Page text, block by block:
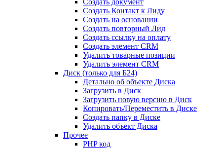
Создать документ
Создать Контакт к Лиду
Создать на основании
Создать повторный Лид
Создать ссылку на оплату
Создать элемент CRM
Удалить товарные позиции
Удалить элемент CRM
Диск (только для Б24)
Детально об объекте Диска
Загрузить в Диск
Загрузить новую версию в Диск
Копировать/Переместить в Диске
Создать папку в Диске
Удалить объект Диска
Прочее
PHP код